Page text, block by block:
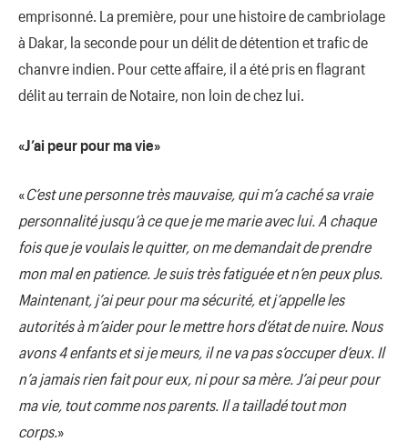
emprisonné. La première, pour une histoire de cambriolage
à Dakar, la seconde pour un délit de détention et trafic de
chanvre indien. Pour cette affaire, il a été pris en flagrant
délit au terrain de Notaire, non loin de chez lui.
«J’ai peur pour ma vie»
«C’est une personne très mauvaise, qui m’a caché sa vraie
personnalité jusqu’à ce que je me marie avec lui. A chaque
fois que je voulais le quitter, on me demandait de prendre
mon mal en patience. Je suis très fatiguée et n’en peux plus.
Maintenant, j’ai peur pour ma sécurité, et j’appelle les
autorités à m’aider pour le mettre hors d’état de nuire. Nous
avons 4 enfants et si je meurs, il ne va pas s’occuper d’eux. Il
n’a jamais rien fait pour eux, ni pour sa mère. J’ai peur pour
ma vie, tout comme nos parents. Il a tailladé tout mon
corps.»